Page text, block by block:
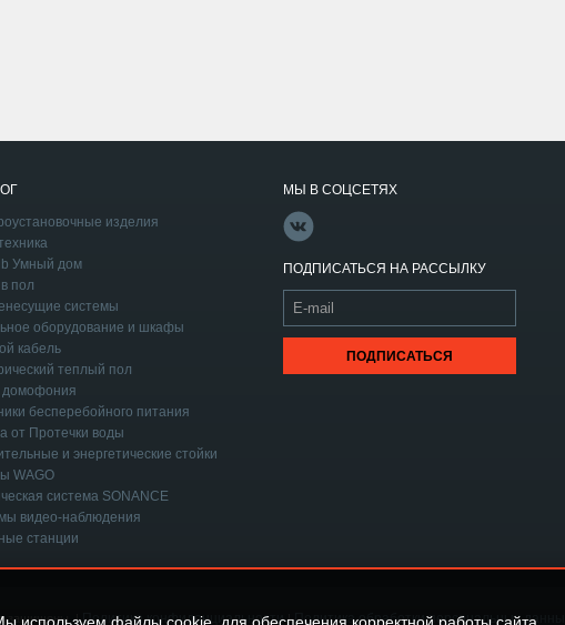
изделия
Умный дом
пол
системы
оборудование и шкафы
кабель
теплый пол
домофония
бесперебойного питания
от Протечки воды
и энергетические стойки
WAGO
система SONANCE
видео-наблюдения
станции
МЫ В СОЦСЕТЯХ
ПОДПИСАТЬСЯ НА РАССЫЛКУ
защищены. |Политика конфиденциальности |Политика обработки персональных данных